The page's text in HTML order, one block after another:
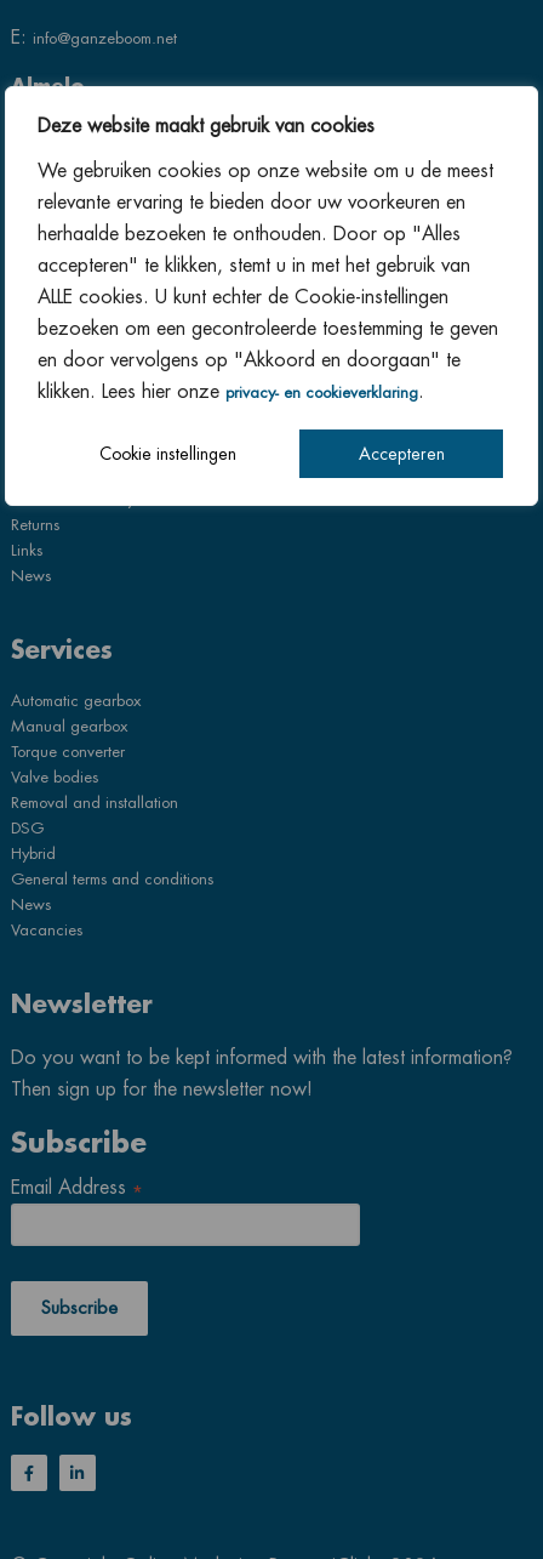
Deze website maakt gebruik van cookies
We gebruiken cookies op onze website om u de meest
relevante ervaring te bieden door uw voorkeuren en
herhaalde bezoeken te onthouden. Door op "Alles
accepteren" te klikken, stemt u in met het gebruik van
ALLE cookies. U kunt echter de Cookie-instellingen
bezoeken om een gecontroleerde toestemming te geven
en door vervolgens op "Akkoord en doorgaan" te
klikken. Lees hier onze privacy- en cookieverklaring.
Cookie instellingen Accepteren
E: info@ganzeboom.net
Almelo
+31(0) 546 819 510
Opening hours
Monday Friday
08.15 – 17.00
Returns
Links
News
Services
Automatic gearbox
Manual gearbox
Torque converter
Valve bodies
Removal and installation
DSG
Hybrid
General terms and conditions
News
Vacancies
Newsletter
Do you want to be kept informed with the latest information?
Then sign up for the newsletter now!
Subscribe
Email Address *
Follow us